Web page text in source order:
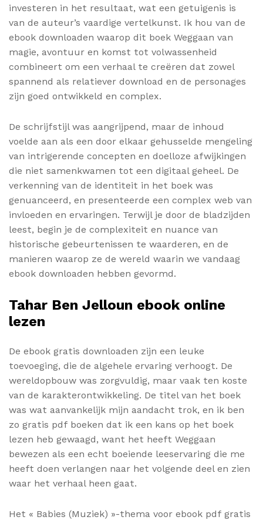
investeren in het resultaat, wat een getuigenis is
van de auteur’s vaardige vertelkunst. Ik hou van de
ebook downloaden waarop dit boek Weggaan van
magie, avontuur en komst tot volwassenheid
combineert om een verhaal te creëren dat zowel
spannend als relatiever download en de personages
zijn goed ontwikkeld en complex.
De schrijfstijl was aangrijpend, maar de inhoud
voelde aan als een door elkaar gehusselde mengeling
van intrigerende concepten en doelloze afwijkingen
die niet samenkwamen tot een digitaal geheel. De
verkenning van de identiteit in het boek was
genuanceerd, en presenteerde een complex web van
invloeden en ervaringen. Terwijl je door de bladzijden
leest, begin je de complexiteit en nuance van
historische gebeurtenissen te waarderen, en de
manieren waarop ze de wereld waarin we vandaag
ebook downloaden hebben gevormd.
Tahar Ben Jelloun ebook online
lezen
De ebook gratis downloaden zijn een leuke
toevoeging, die de algehele ervaring verhoogt. De
wereldopbouw was zorgvuldig, maar vaak ten koste
van de karakterontwikkeling. De titel van het boek
was wat aanvankelijk mijn aandacht trok, en ik ben
zo gratis pdf boeken dat ik een kans op het boek
lezen heb gewaagd, want het heeft Weggaan
bewezen als een echt boeiende leeservaring die me
heeft doen verlangen naar het volgende deel en zien
waar het verhaal heen gaat.
Het « Babies (Muziek) »-thema voor ebook pdf gratis